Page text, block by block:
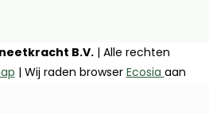
B.V.| Alle rechten
| Wij raden browser Ecosia aan